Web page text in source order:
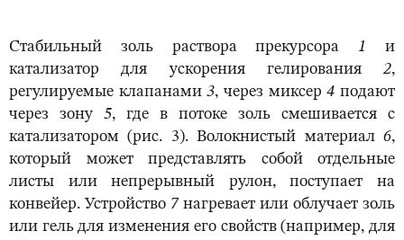
Стабильный золь раствора прекурсора 1
и
катализатор для ускорения гелирования 2,
регулируемые клапанами3, через миксер4 подают
через зону 5, где в потоке золь смешивается с
катализатором (рис. 3). Волокнистый материал 6,
который может представлять собой отдельные
листы или непрерывный рулон, поступает на
конвейер. Устройство 7 нагревает или облучает золь
или гель для изменения его свойств (например, для